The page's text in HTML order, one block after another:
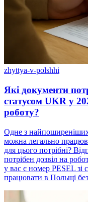
zhyttya-v-polshhi
Які документи
статусом UKR у
роботу?
Одне з
можна легально
для цього потрібні?
потрібен дозвіл на
у вас є номер PESEL зі
працювати в Польщі